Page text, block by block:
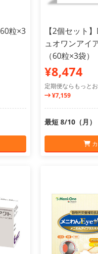
粒×3
【2個セット
ュオワンアイ
（60粒×3袋）
¥8,474
定期便ならもっとお
¥7,159
最短 8/10（月）
カ